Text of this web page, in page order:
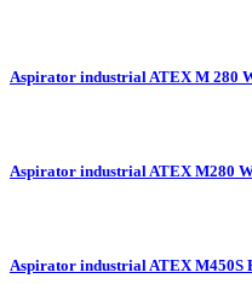
Aspirator industrial ATEX M 280
Aspirator industrial ATEX M280
Aspirator industrial ATEX M450S